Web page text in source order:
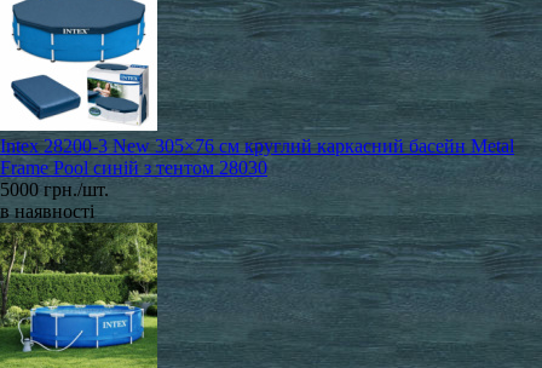
Intex 28200-3 New 305×76 см круглий каркасний басейн Metal
Frame Pool синій з тентом 28030
5000 грн./шт.
в наявності